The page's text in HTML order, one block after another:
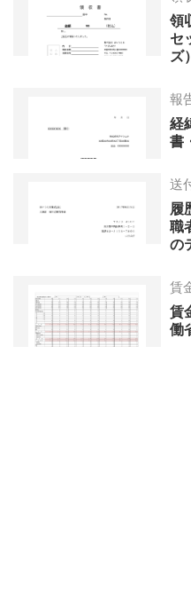
領
セ
ズ）
報
経
書
送
履
職
の
賃
賃
働